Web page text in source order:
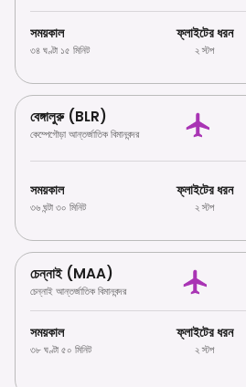
সময়কাল
৩৪ ঘণ্টা ১৫ মিনিট
ফ্লাইটের ধরন
২ স্টপ
বেঙ্গালুরু (BLR)
কেম্পেগৌড়া আন্তর্জাতিক বিমানবন্দর
সময়কাল
৩৬ ঘন্টা ৩০ মিনিট
ফ্লাইটের ধরন
২ স্টপ
চেন্নাই (MAA)
চেন্নাই আন্তর্জাতিক বিমানবন্দর
সময়কাল
৩৮ ঘণ্টা ৫০ মিনিট
ফ্লাইটের ধরন
২ স্টপ